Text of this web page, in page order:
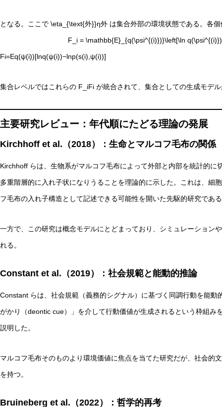
となる。ここで \eta_{\text{外}}η外​ は集合外部の環境状態である。各
F_i = \mathbb{E}_{q(\psi^{(i)})}\left[\ln
Fi​=Eq(ψ(i))​[lnq(ψ(i))−lnp(s(i),ψ(i))]
集合レベルではこれらの F_iFi​ が統合されて、集合としての生成モデ
主要研究レビュー：年代順にたどる理論の発展
Kirchhoff et al.（2018）：生命とマルコフ毛布の関係
Kirchhoff らは、生物系がマルコフ毛布によって外部と内部を統計的
多重階層的に入れ子状になりうることを理論的に示した。これは、細
フ毛布の入れ子構造として記述できる可能性を開いた先駆的研究であ
一方で、この研究は概念モデルにとどまっており、シミュレーション
れる。
Constant et al.（2019）：社会規範と能動的推論
Constant らは、社会規範（義務的シグナル）に基づく同調行動を能
がかり（deontic cue）」を介して行動価値が生成されるという枠組み
説明した。
マルコフ毛布そのものより環境価値に焦点を当てた研究だが、社会的
を持つ。
Bruineberg et al.（2022）：哲学的再考